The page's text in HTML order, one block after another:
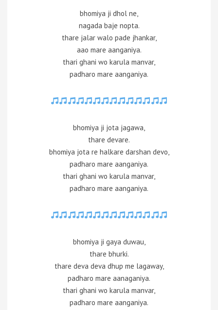
bhomiya ji dhol ne,
nagada baje nopta.
thare jalar walo pade jhankar,
aao mare aanganiya.
thari ghani wo karula manvar,
padharo mare aanganiya.
bhomiya ji jota jagawa,
thare devare.
bhomiya jota re halkare darshan devo,
padharo mare aanganiya.
thari ghani wo karula manvar,
padharo mare aanganiya.
bhomiya ji gaya duwau,
thare bhurki.
thare deva deva dhup me lagaway,
padharo mare aanaganiya.
thari ghani wo karula manvar,
padharo mare aanganiya.